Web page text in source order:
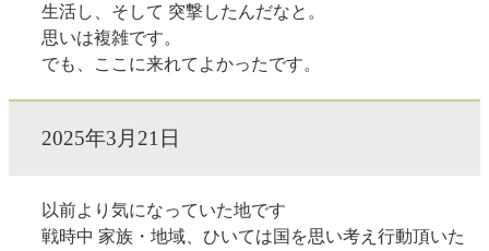
生活し、そして 突撃したんだなと。
思いは複雑です。
でも、ここに来れてよかったです。
2025年3月21日
以前より気になっていた地です
戦時中 家族・地域、ひいては国を思い考え行動頂いた